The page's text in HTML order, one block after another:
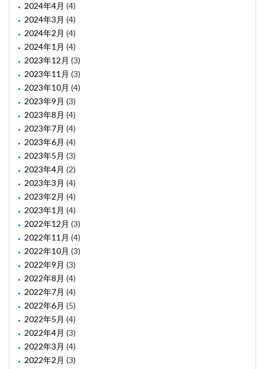
2024年4月 (4)
2024年3月 (4)
2024年2月 (4)
2024年1月 (4)
2023年12月 (3)
2023年11月 (3)
2023年10月 (4)
2023年9月 (3)
2023年8月 (4)
2023年7月 (4)
2023年6月 (4)
2023年5月 (3)
2023年4月 (2)
2023年3月 (4)
2023年2月 (4)
2023年1月 (4)
2022年12月 (3)
2022年11月 (4)
2022年10月 (3)
2022年9月 (3)
2022年8月 (4)
2022年7月 (4)
2022年6月 (5)
2022年5月 (4)
2022年4月 (3)
2022年3月 (4)
2022年2月 (3)